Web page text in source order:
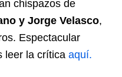
chispazos de
y Jorge Velasco,
Espectacular
leer la crítica aquí.